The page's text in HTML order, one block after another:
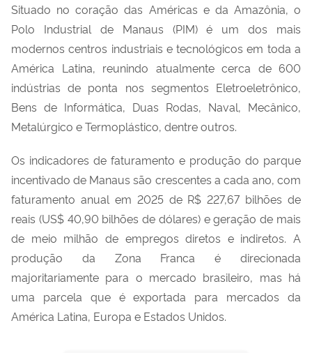
Situado no coração das Américas e da Amazônia, o
Polo Industrial de Manaus (PIM) é um dos mais
modernos centros industriais e tecnológicos em toda a
América Latina, reunindo atualmente cerca de 600
indústrias de ponta nos segmentos Eletroeletrônico,
Bens de Informática, Duas Rodas, Naval, Mecânico,
Metalúrgico e Termoplástico, dentre outros.
Os indicadores de faturamento e produção do parque
incentivado de Manaus são crescentes a cada ano, com
faturamento anual em 2025 de R$ 227,67 bilhões de
reais (US$ 40,90 bilhões de dólares) e geração de mais
de meio milhão de empregos diretos e indiretos. A
produção da Zona Franca é direcionada
majoritariamente para o mercado brasileiro, mas há
uma parcela que é exportada para mercados da
América Latina, Europa e Estados Unidos.